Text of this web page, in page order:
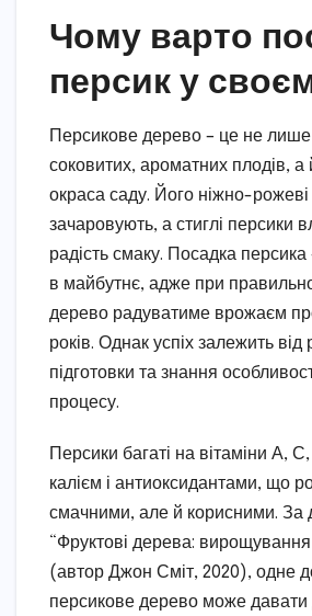
Чому варто
персик у
Персикове дерево – це не
соковитих, ароматних плодів,
окраса саду. Його ніжно-рожеві
зачаровують, а стиглі персики
радість смаку. Посадка персика
в майбутнє, адже при
дерево радуватиме врожаєм
років. Однак успіх залежить від
підготовки та знання
процесу.
Персики багаті на вітаміни А,
калієм і антиоксидантами, що
смачними, але й корисними. За
“Фруктові дерева: вирощування
(автор Джон Сміт, 2020), одне
персикове дерево може давати